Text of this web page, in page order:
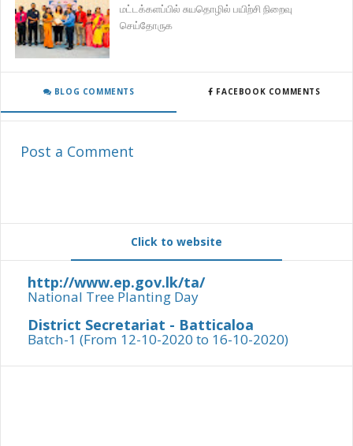
மட்டக்களப்பில் சுயதொழில் பயிற்சி நிறைவு
செய்தோருக
BLOG COMMENTS FACEBOOK COMMENTS
Post a Comment
Click to website
http://www.ep.gov.lk/ta/
National Tree Planting Day
District Secretariat - Batticaloa
Batch-1 (From 12-10-2020 to 16-10-2020)